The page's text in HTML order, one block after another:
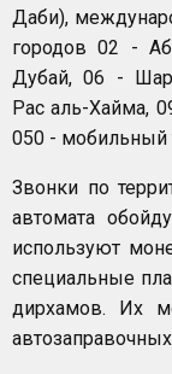
Даби),
городов 02 -
Дубай, 06 -
Рас аль-Хайма,
050 - мобильный
Звонки по
автомата
используют
специальные
дирхамов. Их